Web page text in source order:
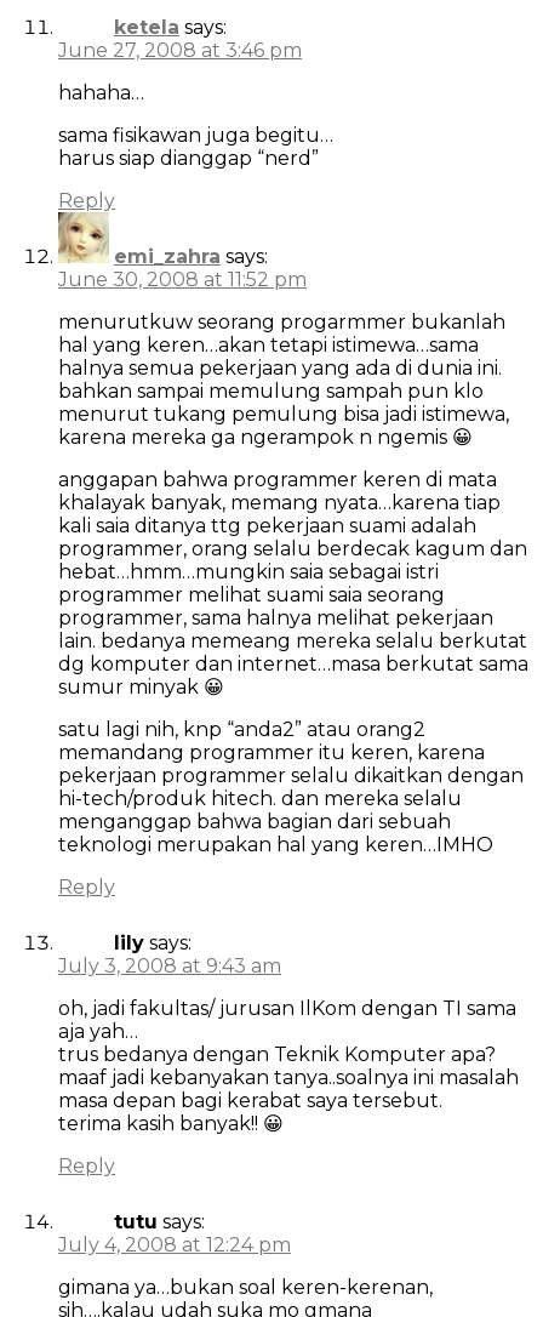
ketela says:
June 27, 2008 at 3:46 pm
hahaha…
sama fisikawan juga begitu…
harus siap dianggap “nerd”
Reply
emi_zahra says:
June 30, 2008 at 11:52 pm
menurutkuw seorang progarmmer bukanlah
hal yang keren…akan tetapi istimewa…sama
halnya semua pekerjaan yang ada di dunia ini.
bahkan sampai memulung sampah pun klo
menurut tukang pemulung bisa jadi istimewa,
karena mereka ga ngerampok n ngemis 😀
anggapan bahwa programmer keren di mata
khalayak banyak, memang nyata…karena tiap
kali saia ditanya ttg pekerjaan suami adalah
programmer, orang selalu berdecak kagum dan
hebat…hmm…mungkin saia sebagai istri
programmer melihat suami saia seorang
programmer, sama halnya melihat pekerjaan
lain. bedanya memeang mereka selalu berkutat
dg komputer dan internet…masa berkutat sama
sumur minyak 😀
satu lagi nih, knp “anda2” atau orang2
memandang programmer itu keren, karena
pekerjaan programmer selalu dikaitkan dengan
hi-tech/produk hitech. dan mereka selalu
menganggap bahwa bagian dari sebuah
teknologi merupakan hal yang keren…IMHO
Reply
lily says:
July 3, 2008 at 9:43 am
oh, jadi fakultas/ jurusan IlKom dengan TI sama
aja yah…
trus bedanya dengan Teknik Komputer apa?
maaf jadi kebanyakan tanya..soalnya ini masalah
masa depan bagi kerabat saya tersebut.
terima kasih banyak!! 😀
Reply
tutu says:
July 4, 2008 at 12:24 pm
gimana ya…bukan soal keren-kerenan,
sih….kalau udah suka mo gmana